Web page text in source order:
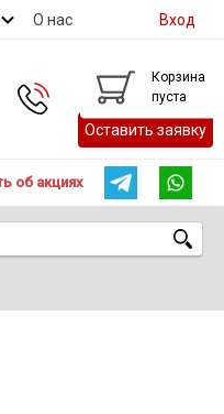
О нас Вход
Корзина
пуста
Оставить заявку
об акциях